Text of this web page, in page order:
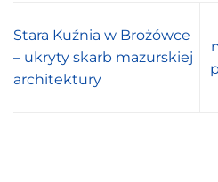
Stara Kuźnia w Brożówce
– ukryty skarb mazurskiej
architektury